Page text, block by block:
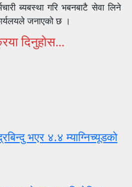
ब्यबस्था गरि भबनबाटै सेवा लिने
जनाएको छ ।
दिनुहोस...
भएर ४.४ म्याग्निच्यूडको